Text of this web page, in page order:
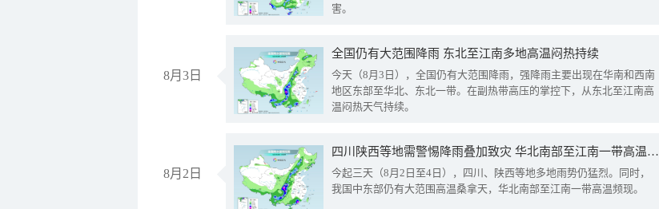
害。
8月3日
全国仍有大范围降雨 东北至江南多地高温闷热持续
今天（8月3日），全国仍有大范围降雨，强降雨主要出现在华南和西南
地区东部至华北、东北一带。在副热带高压的掌控下，从东北至江南高
温闷热天气持续。
8月2日
四川陕西等地需警惕降雨叠加致灾 华北南部至江南一带高温频现
今起三天（8月2日至4日），四川、陕西等地多地雨势仍猛烈。同时，
我国中东部仍有大范围高温桑拿天，华北南部至江南一带高温频现。